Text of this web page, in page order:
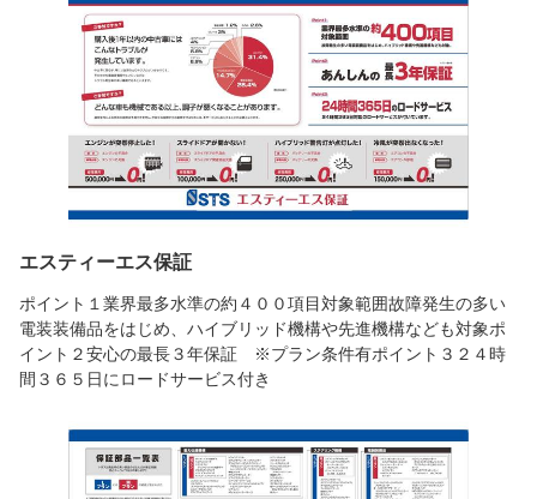
エスティーエス保証
ポイント１業界最多水準の約４００項目対象範囲故障発生の多い
電装装備品をはじめ、ハイブリッド機構や先進機構なども対象ポ
イント２安心の最長３年保証 ※プラン条件有ポイント３２４時
間３６５日にロードサービス付き